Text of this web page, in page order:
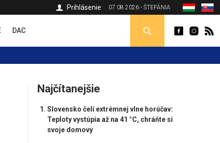
07.08.2026 - ŠTEFÁNIA
Prihlásenie
DAC
Najčítanejšie
Slovensko čelí extrémnej vlne horúčav:
Teploty vystúpia až na 41 °C, chráňte si
svoje domovy